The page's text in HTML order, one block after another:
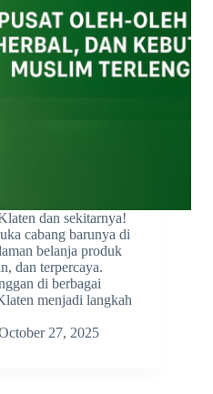
dan sekitarnya!
cabang barunya di
belanja produk
dan terpercaya.
di berbagai
menjadi langkah
27, 2025